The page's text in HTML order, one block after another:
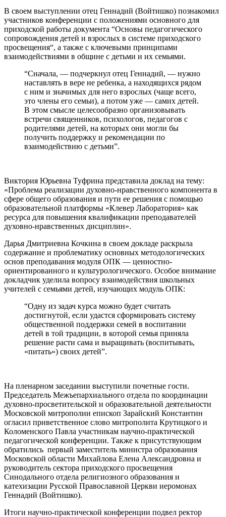
В своем выступлении отец Геннадий (Войтишко) познакомил
участников конференции с положениями основного для
приходской работы документа “Основы педагогического
сопровождения детей и взрослых в системе приходского
просвещения​​“, а также с ключевыми принципами
взаимодействиями в общине с детьми и их семьями.
“Сначала, — подчеркнул отец Геннадий, — нужно
наставлять в вере не ребенка, а находящихся рядом
с ним и значимых для него взрослых (чаще всего,
это члены его семьи), а потом уже — самих детей.
В этом смысле целесообразно организовывать
встречи священников, психологов, педагогов с
родителями детей, на которых они могли бы
получить поддержку и рекомендации по
взаимодействию с детьми”.
Виктория Юрьевна Туфрина представила доклад на тему:
«Проблема реализации духовно-нравственного компонента в
сфере общего образования и пути ее решения с помощью
образовательной платформы «Клевер Лаборатория» как
ресурса для повышения квалификации преподавателей
духовно-нравственных дисциплин».
Дарья Дмитриевна Кочкина в своем докладе раскрыла
содержание и проблематику основных методологических
основ преподавания модуля ОПК — ценностно-
ориентированного и культурологического. Особое внимание
докладчик уделила вопросу взаимодействия школьных
учителей с семьями детей, изучающих модуль ОПК:
“Одну из задач курса можно будет считать
достигнутой, если удастся сформировать систему
общественной поддержки семей в воспитании
детей в той традиции, в которой семья приняла
решение расти сама и выращивать (воспитывать,
«питать») своих детей”.
На пленарном заседании выступили почетные гости.
Председатель Межъепархиального отдела по координации
духовно-просветительской и образовательной деятельности
Московской митрополии епископ Зарайский Константин
огласил приветственное слово митрополита Крутицкого и
Коломенского Павла участникам научно-практической
педагогической конференции. Также к присутствующим
обратились первый заместитель министра образования
Московской области Михайлова Елена Александровна и
руководитель сектора приходского просвещения
Синодального отдела религиозного образования и
катехизации Русской Православной Церкви иеромонах
Геннадий (Войтишко).
Итоги научно-практической конференции подвел ректор